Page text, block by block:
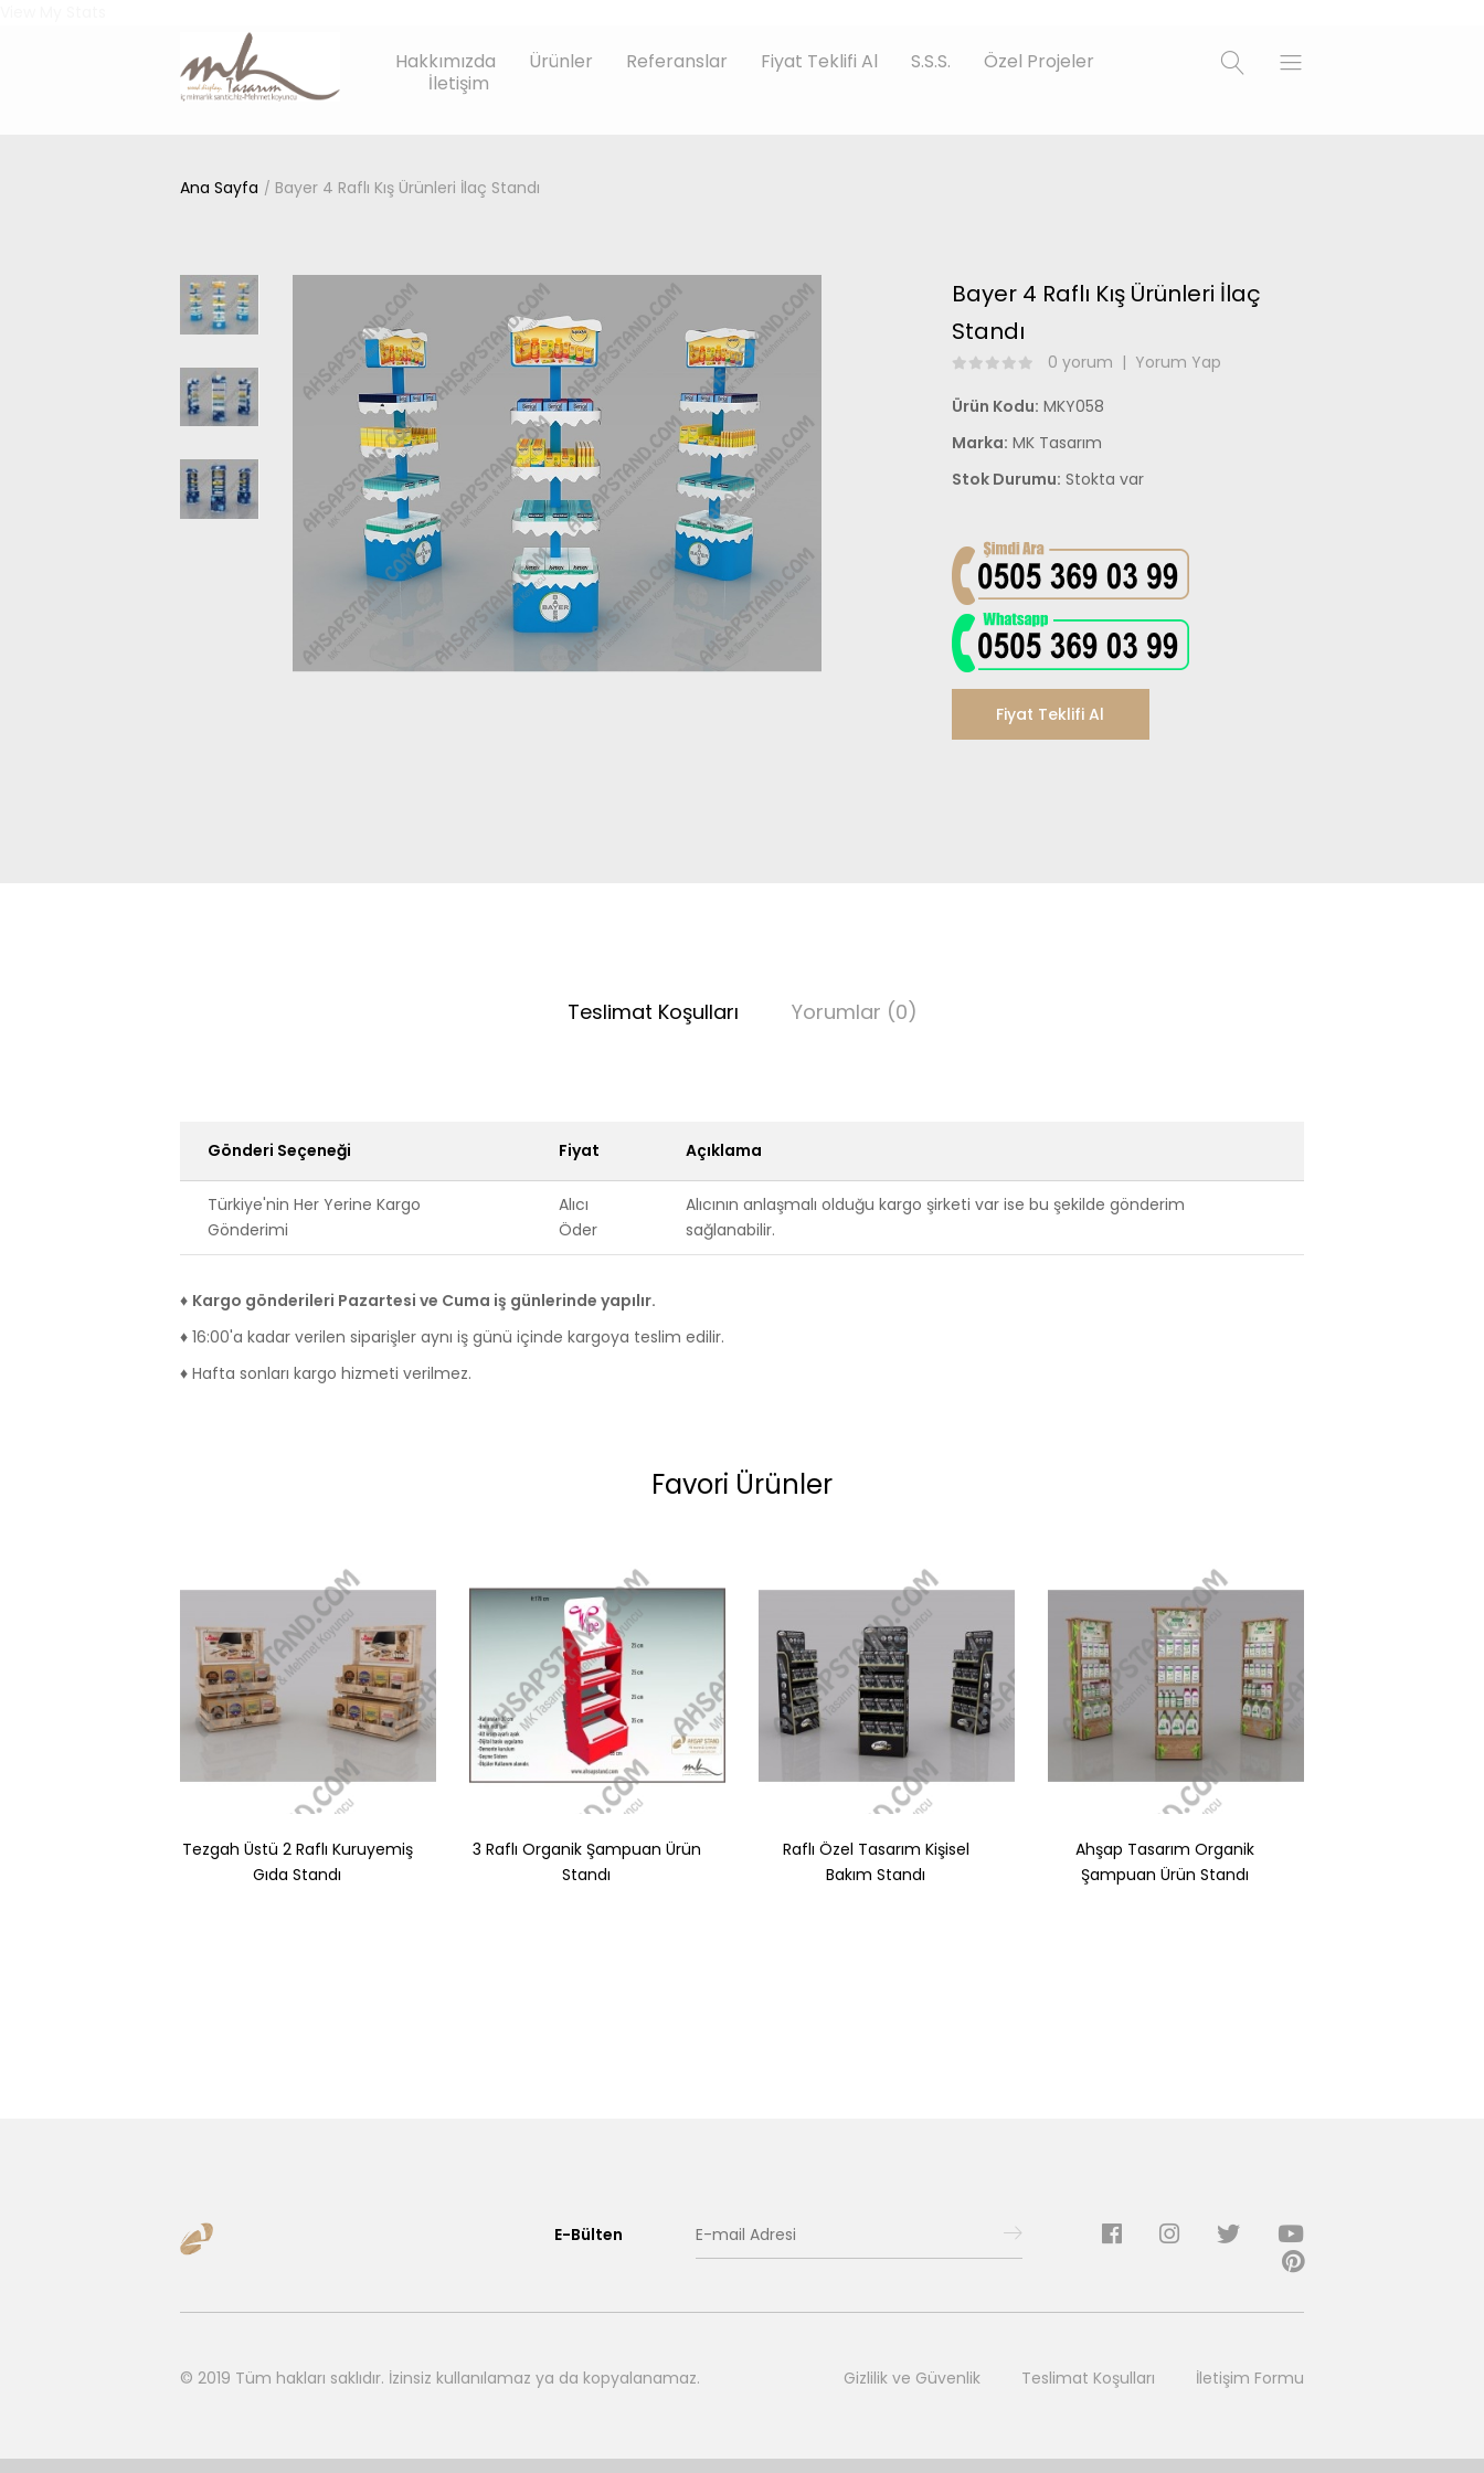
Hakkımızda Ürünler Referanslar Fiyat Teklifi Al S.S.S.
Özel Projeler
İletişim
Ana Sayfa Bayer 4 Raflı Kış Ürünleri İlaç Standı
Bayer 4 Raflı Kış Ürünleri İlaç
Standı
0 yorum | Yorum Yap
Ürün Kodu: MKY058
Marka: MK Tasarım
Stok Durumu: Stokta var
Fiyat Teklifi Al
Teslimat Koşulları Yorumlar (0)
Gönderi Seçeneği Fiyat Açıklama
Türkiye'nin Her Yerine Kargo
Gönderimi
Alıcı
Öder
Alıcının anlaşmalı olduğu kargo şirketi var ise bu şekilde gönderim
sağlanabilir.
♦ Kargo gönderileri Pazartesi ve Cuma iş günlerinde yapılır.
♦ 16:00'a kadar verilen siparişler aynı iş günü içinde kargoya teslim edilir.
♦ Hafta sonları kargo hizmeti verilmez.
Favori Ürünler
Tezgah Üstü 2 Raflı Kuruyemiş
Gıda Standı
3 Raflı Organik Şampuan Ürün
Standı
Raflı Özel Tasarım Kişisel
Bakım Standı
Ahşap Tasarım Organik
Şampuan Ürün Standı
E-Bülten
© 2019 Tüm hakları saklıdır. İzinsiz kullanılamaz ya da kopyalanamaz. Gizlilik ve Güvenlik Teslimat Koşulları İletişim Formu